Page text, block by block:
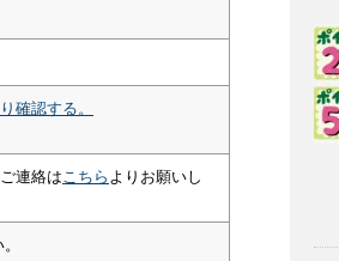
確認する。
連絡は こちら よりお願いし